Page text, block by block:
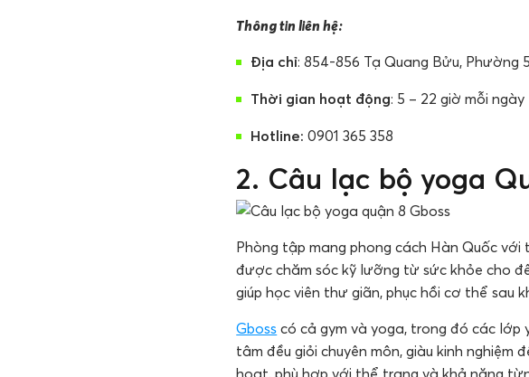
Thông tin liên hệ:
Địa chỉ: 854-856 Tạ Quang Bửu, Phường
Thời gian hoạt động: 5 – 22 giờ mỗi ngày
Hotline: 0901 365 358
2. Câu lạc bộ yoga
Phòng tập mang phong cách Hàn Quốc
được chăm sóc kỹ lưỡng từ sức khỏe cho
giúp học viên thư giãn, phục hồi cơ thể sau
Gboss có cả gym và yoga, trong đó các lớp
tâm đều giỏi chuyên môn, giàu kinh nghiệm